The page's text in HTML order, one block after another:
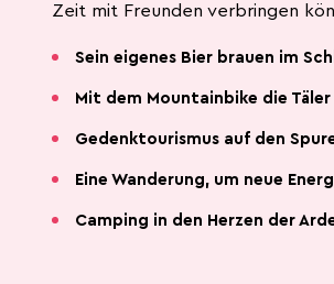
zurückzutreten und durchzuatmen.
das hat Wiltz zu bieten.
Zeit mit Freunden verbringen
Sein eigenes Bier brauen im
Mit dem Mountainbike die
Gedenktourismus auf den
Eine Wanderung, um neue
Camping in den Herzen der